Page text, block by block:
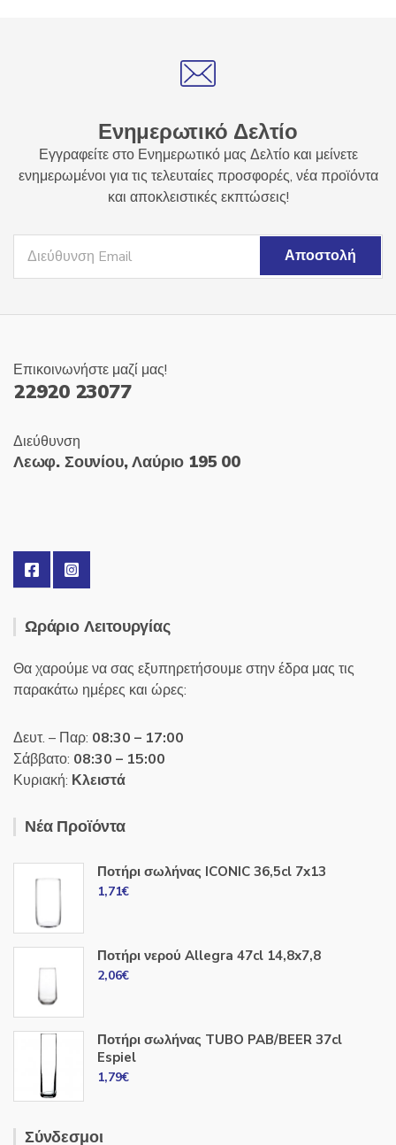
Ενημερωτικό Δελτίο
Εγγραφείτε στο Ενημερωτικό μας Δελτίο και μείνετε
ενημερωμένοι για τις τελευταίες προσφορές, νέα προϊόντα
και αποκλειστικές εκπτώσεις!
Επικοινωνήστε μαζί μας!
22920 23077
Διεύθυνση
Λεωφ. Σουνίου, Λαύριο 195 00
Ωράριο Λειτουργίας
Θα χαρούμε να σας εξυπηρετήσουμε στην έδρα μας τις
παρακάτω ημέρες και ώρες:
Δευτ. – Παρ: 08:30 – 17:00
Σάββατο: 08:30 – 15:00
Κυριακή: Κλειστά
Νέα Προϊόντα
Ποτήρι σωλήνας ICONIC 36,5cl 7x13
1,71€
Ποτήρι νερού Allegra 47cl 14,8x7,8
2,06€
Ποτήρι σωλήνας TUBO PAB/BEER 37cl
Espiel
1,79€
Σύνδεσμοι